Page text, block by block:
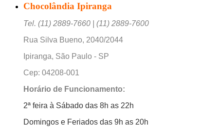
Chocolândia Ipiranga
Tel. (11) 2889-7660 | (11) 2889-7600
Rua Silva Bueno, 2040/2044
Ipiranga, São Paulo - SP
Cep: 04208-001
Horário de Funcionamento:
2ª feira à Sábado das 8h as 22h
Domingos e Feriados das 9h as 20h